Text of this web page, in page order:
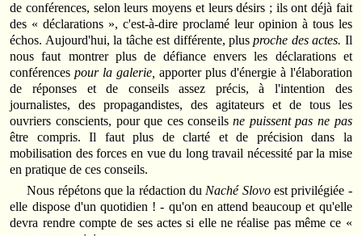
de conférences, selon leurs moyens et leurs désirs ; ils ont déjà fait
des « déclarations », c'est‑à‑dire proclamé leur opinion à tous les
échos. Aujourd'hui, la tâche est différente, plusproche des actes. Il
nous faut montrer plus de défiance envers les déclarations et
conférencespour la galerie, apporter plus d'énergie à l'élaboration
de réponses et de conseils assez précis, à l'intention des
journalistes, des propagandistes, des agitateurs et de tous les
ouvriers conscients, pour que ces conseilsne puissent pas ne pas
être compris. Il faut plus de clarté et de précision dans la
mobilisation des forces en vue du long travail nécessité par la mise
en pratique de ces conseils.
Nous répétons que la rédaction du Naché Slovoest privilégiée ‑
elle dispose d'un quotidien ! ‑ qu'on en attend beaucoup et qu'elle
devra rendre compte de ses actes si elle ne réalise pas même ce «